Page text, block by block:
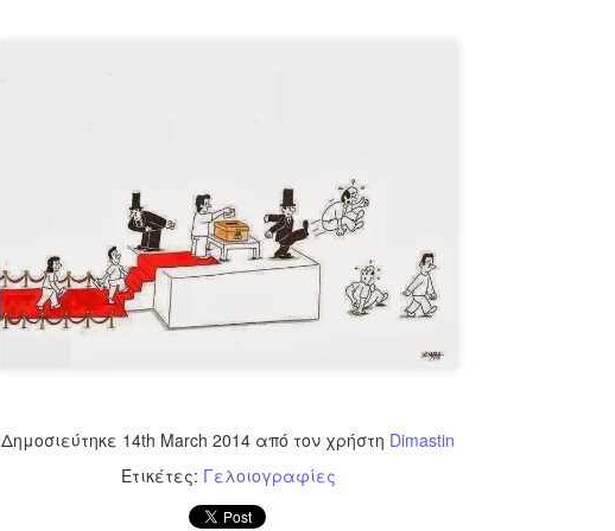
Δημοσιεύτηκε 14th March 2014 από τον χρήστη Dimastin
Ετικέτες: Γελοιογραφίες
Απολογισμός των
ελέγχων σε ιδιοκτήτες